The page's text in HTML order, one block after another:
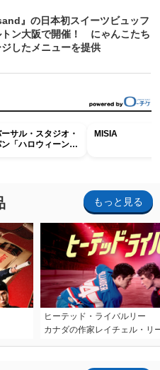
』の日本初スイーツビュッフ
トン大阪で開催！ にゃんこたち
したメニューを提供
サル・スタジオ・
「ハロウィーン・
MISIA
もっと見る
ヒーテッド・ライバルリー
カナダの作家レイチェル・リ